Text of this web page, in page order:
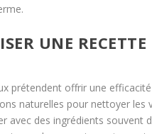
UNE
prétendent offrir une
naturelles pour nettoyer
avec des ingrédients souvent